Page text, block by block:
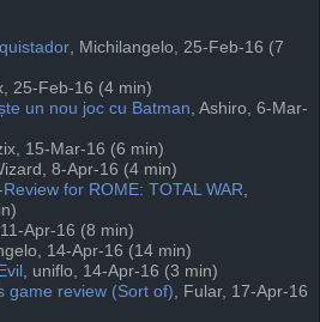
, Michilangelo, 25-Feb-16 (7
25-Feb-16 (4 min)
un nou joc cu Batman, Ashiro, 6-Mar-
15-Mar-16 (6 min)
8-Apr-16 (4 min)
for ROME: TOTAL WAR,
Apr-16 (8 min)
14-Apr-16 (14 min)
, uniflo, 14-Apr-16 (3 min)
game review (Sort of), Fular, 17-Apr-16